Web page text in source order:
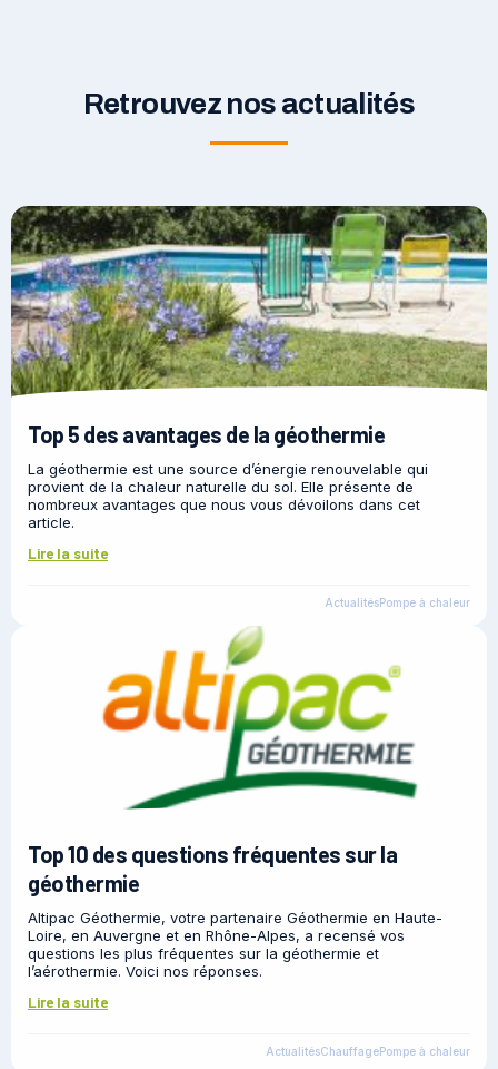
Retrouvez nos actualités
Top 5 des avantages de la géothermie
La géothermie est une source d’énergie renouvelable qui
provient de la chaleur naturelle du sol. Elle présente de
nombreux avantages que nous vous dévoilons dans cet
article.
Lire la suite
ActualitésPompe à chaleur
Top 10 des questions fréquentes sur la
géothermie
Altipac Géothermie, votre partenaire Géothermie en Haute-
Loire, en Auvergne et en Rhône-Alpes, a recensé vos
questions les plus fréquentes sur la géothermie et
l’aérothermie. Voici nos réponses.
Lire la suite
ActualitésChauffagePompe à chaleur